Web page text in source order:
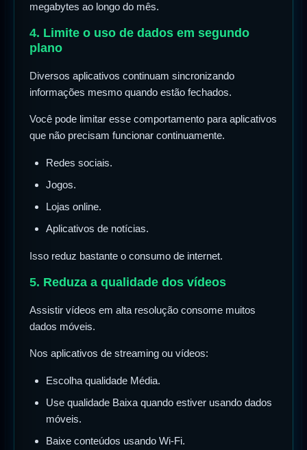
megabytes ao longo do mês.
4. Limite o uso de dados em segundo
plano
Diversos aplicativos continuam sincronizando
informações mesmo quando estão fechados.
Você pode limitar esse comportamento para aplicativos
que não precisam funcionar continuamente.
Redes sociais.
Jogos.
Lojas online.
Aplicativos de notícias.
Isso reduz bastante o consumo de internet.
5. Reduza a qualidade dos vídeos
Assistir vídeos em alta resolução consome muitos
dados móveis.
Nos aplicativos de streaming ou vídeos:
Escolha qualidade Média.
Use qualidade Baixa quando estiver usando dados
móveis.
Baixe conteúdos usando Wi-Fi.